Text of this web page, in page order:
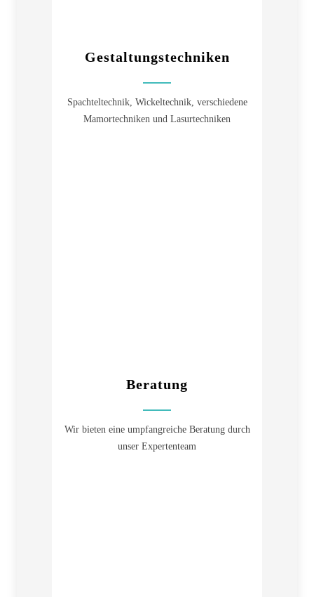
Gestaltungstechniken
Spachteltechnik, Wickeltechnik, verschiedene
Mamortechniken und Lasurtechniken
Beratung
Wir bieten eine umpfangreiche Beratung durch
unser Expertenteam